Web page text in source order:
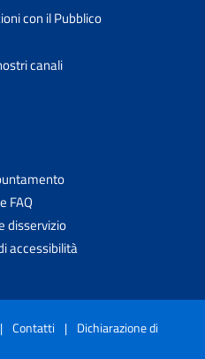
con il Pubblico
canali
FAQ
disservizio
accessibilità
| Contatti | Dichiarazione di